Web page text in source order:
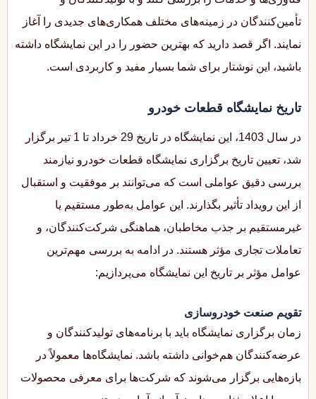
تأمین‌کنندگان در زمینه‌های مختلف همکاری‌های جدیدی را آغاز
نمایند. اگر قصد دارید که بهترین حضور را در این نمایشگاه داشته
باشید، این نوشتار برای شما بسیار مفید و کاربردی است.
تاریخ نمایشگاه قطعات خودرو
در سال 1403، این نمایشگاه در تاریخ 29 خرداد تا 1 تیر برگزار
شد، تعیین تاریخ برگزاری نمایشگاه قطعات خودرو نیازمند
بررسی دقیق عواملی است که می‌توانند بر موفقیت و استقبال
از این رویداد تأثیر بگذارند. این عوامل به‌طور مستقیم یا
غیرمستقیم بر جذب مخاطبان، هماهنگی شرکت‌کنندگان، و
تعاملات تجاری مؤثر هستند. در ادامه به بررسی مهم‌ترین
عوامل مؤثر بر تاریخ این نمایشگاه می‌پردازیم:
تقویم صنعت خودروسازی
زمان برگزاری نمایشگاه باید با برنامه‌های تولیدکنندگان و
عرضه‌کنندگان هم‌خوانی داشته باشد. نمایشگاه‌ها معمولاً در
بازه‌هایی برگزار می‌شوند که شرکت‌ها برای معرفی محصولات